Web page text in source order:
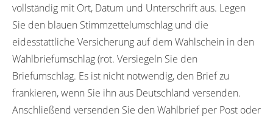
vollständig mit Ort, Datum und Unterschrift aus. Legen
Sie den blauen Stimmzettelumschlag und die
eidesstattliche Versicherung auf dem Wahlschein in den
Wahlbriefumschlag (rot. Versiegeln Sie den
Briefumschlag. Es ist nicht notwendig, den Brief zu
frankieren, wenn Sie ihn aus Deutschland versenden.
Anschließend versenden Sie den Wahlbrief per Post oder